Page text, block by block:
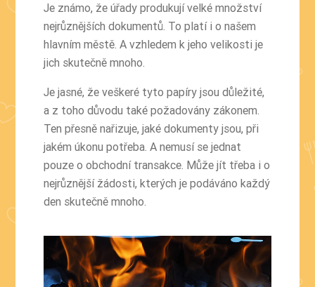
Je známo, že úřady produkují velké množství
nejrůznějších dokumentů. To platí i o našem
hlavním městě. A vzhledem k jeho velikosti je
jich skutečně mnoho.
Je jasné, že veškeré tyto papíry jsou důležité,
a z toho důvodu také požadovány zákonem.
Ten přesně nařizuje, jaké dokumenty jsou, při
jakém úkonu potřeba. A nemusí se jednat
pouze o obchodní transakce. Může jít třeba i o
nejrůznější žádosti, kterých je podáváno každý
den skutečně mnoho.